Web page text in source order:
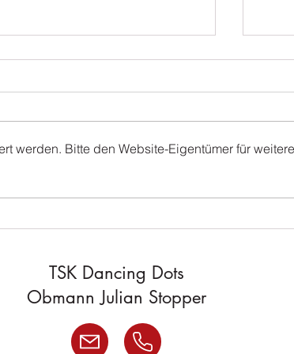
Discofox-Workshop
werden. Bitte den Website-Eigentümer für weitere
TSK Dancing Dots
Obmann Julian Stopper